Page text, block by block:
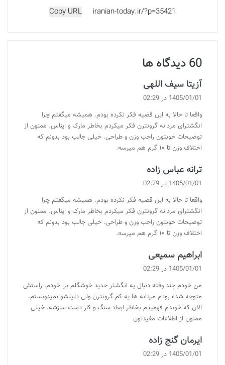
Copy URL
‫60 دیدگاه ها
آزیتا سیف اللهی
:
1405/01/01 در 02:29
واقعا تا حالا به این قضیه فکر نکرده بودم. همیشه میگفتم چرا
انگشترای مردانه گرونترن فکر میکردم بخاطر مارک و ایناس. ممنون از
توضیحات خوبتون راجب وزن و طراحی. خیلی جالب بود بدونم که
اختلاف وزن تا ۱۰ گرم هم میرسه.
ترانه عباس زاده
ف
:
1405/01/01 در 02:29
واقعا تا حالا به این قضیه فکر نکرده بودم. همیشه میگفتم چرا
انگشترای مردانه گرونترن فکر میکردم بخاطر مارک و ایناس. ممنون از
توضیحات خوبتون راجب وزن و طراحی. خیلی جالب بود بدونم که
اختلاف وزن تا ۱۰ گرم هم میرسه.
ابراهیم سمیعی
ف
:
1405/01/01 در 02:29
من خودم چند وقته دنبال یه انگشتر حدید خوشگلم برا خودم. راستش
متوجه شده بودم مردانه ها یه کم گرونترن ولی دلیلشو نمیدونستم.
الان که خوندم فهمیدم بخاطر ابعاد سنگ و کار دست سازشه. خیلی
ممنون از اطلاعات مفیدتون
ایرمان گنج زاده
ف
1405/01/01 در 02:29